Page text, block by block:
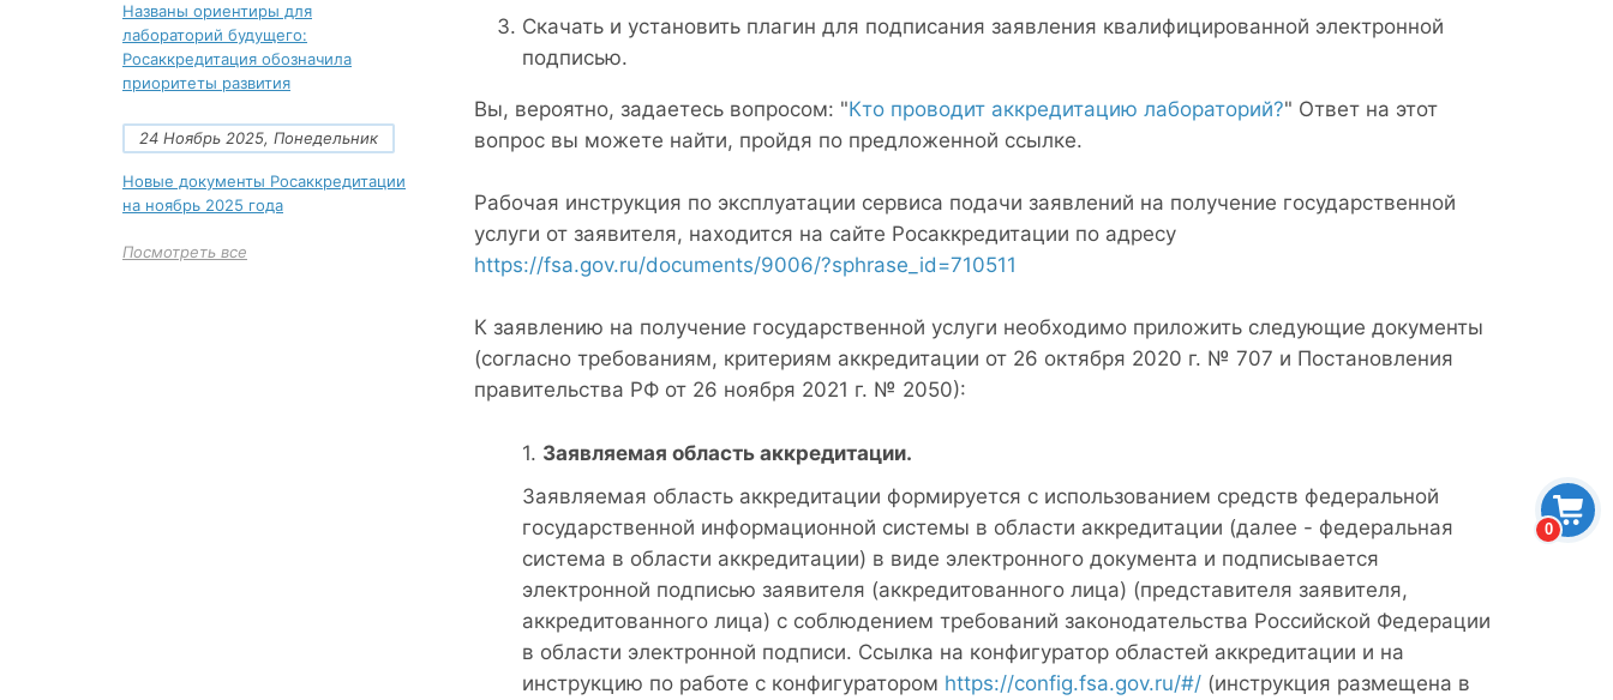
0
Названы ориентиры для
лабораторий будущего:
Росаккредитация обозначила
приоритеты развития
24 Ноябрь 2025, Понедельник
Новые документы Росаккредитации
на ноябрь 2025 года
Посмотреть все
Скачать и установить плагин для подписания заявления квалифицированной электронной
подписью.
Вы, вероятно, задаетесь вопросом: "Кто проводит аккредитацию лабораторий?" Ответ на этот
вопрос вы можете найти, пройдя по предложенной ссылке.
Рабочая инструкция по эксплуатации сервиса подачи заявлений на получение государственной
услуги от заявителя, находится на сайте Росаккредитации по адресу
https://fsa.gov.ru/documents/9006/?sphrase_id=710511
К заявлению на получение государственной услуги необходимо приложить следующие документы
(согласно требованиям, критериям аккредитации от 26 октября 2020 г. № 707 и Постановления
правительства РФ от 26 ноября 2021 г. № 2050):
Заявляемая область аккредитации.
Заявляемая область аккредитации формируется с использованием средств федеральной
государственной информационной системы в области аккредитации (далее - федеральная
система в области аккредитации) в виде электронного документа и подписывается
электронной подписью заявителя (аккредитованного лица) (представителя заявителя,
аккредитованного лица) с соблюдением требований законодательства Российской Федерации
в области электронной подписи. Ссылка на конфигуратор областей аккредитации и на
инструкцию по работе с конфигуратором https://config.fsa.gov.ru/#/(инструкция размещена в